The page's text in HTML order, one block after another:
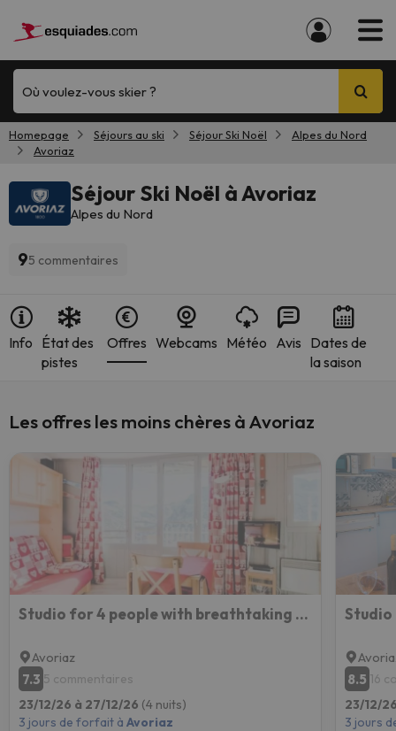
Où voulez-vous skier ?
Homepage Séjours au ski Séjour Ski Noël
Alpes du Nord
Avoriaz
Séjour Ski Noël à Avoriaz
Alpes du Nord
95 commentaires
Info État des
pistes
Offres Webcams Météo Avis Dates de
la saison
Les offres les moins chères à Avoriaz
Studio for 4 people with breathtaking view
Avoriaz
7.3 5 commentaires
23/12/26 à 27/12/26 (4 nuits)
3 jours de forfait à Avoriaz
8.5 16
23/12/
3 jours